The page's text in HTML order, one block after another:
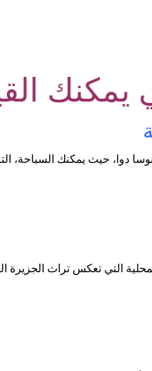
يمكنك
دوا، حيث يمكنك السباحة،
التي تعكس تراث الجزيرة